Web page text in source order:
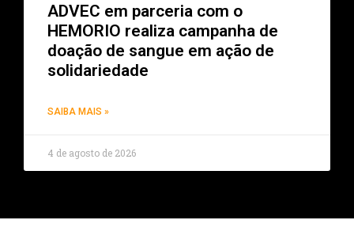
ADVEC em parceria com o
HEMORIO realiza campanha de
doação de sangue em ação de
solidariedade
SAIBA MAIS »
4 de agosto de 2026